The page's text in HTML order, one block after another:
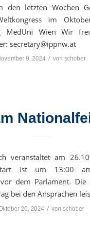
den letzten Wochen
im
MedUni Wien Wir
secretary@ippnw.at
9, 2024 / vonschober
veranstaltet am
ist um 13:00
dem Parlament.
bei den Ansprachen
20, 2024 / von schober